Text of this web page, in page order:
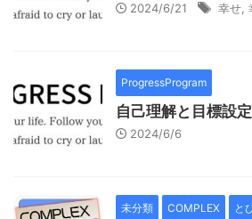
2024/6/21 幸せ
ProgressProgram
自己理解と目標設定
2024/6/6
未分類 COMPLEX と